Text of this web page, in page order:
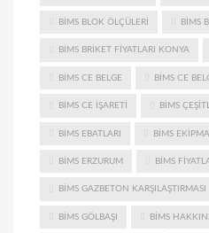
BIMS BLOK ÖLÇÜLERI BIMS
BIMS BRIKET FIYATLARI KONYA
BIMS CE BELGE BIMS CE
BIMS CE IŞARETI BIMS
BIMS EBATLARI BIMS
BIMS ERZURUM BIMS
BIMS GAZBETON KARŞILAŞTIRMASI
BIMS GÖLBAŞI BIMS